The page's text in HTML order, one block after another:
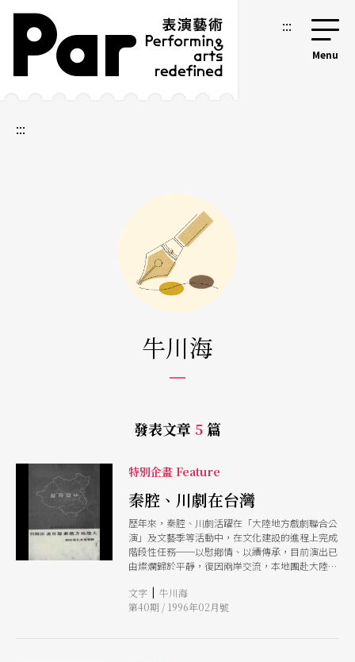
跳到主要內容區塊
網站導覽 :::
:::
牛川海
發表文章 5 篇
特別企畫 Feature
秦腔、川劇在台灣
歷年來，秦腔、川劇活躍在「大陸地方戲劇聯合公
演」及文藝季等活動中，在文化建設的進程上完成
階段性任務──以慰鄕情、以續傳承，目前演出已
由燦爛歸於平靜，復因兩岸交流，本地團赴大陸聯
文字 | 牛川海
第40期 / 1996年02月號